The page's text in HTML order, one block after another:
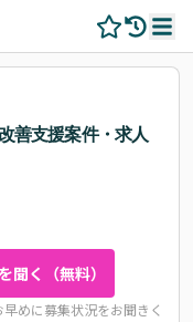
善支援案件・求人
聞く（無料）
めに募集状況をお聞きく